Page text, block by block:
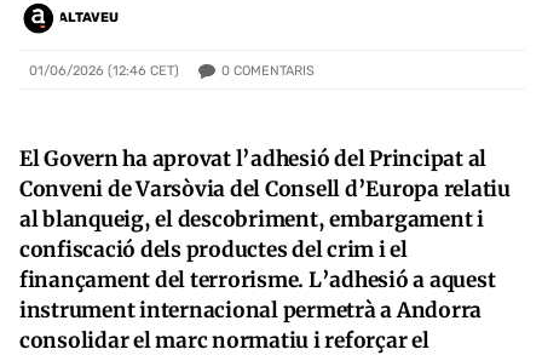
ALTAVEU
01/06/2026 (12:46 CET) 0 COMENTARIS
El Govern ha aprovat l’adhesió del Principat al
Conveni de Varsòvia del Consell d’Europa relatiu
al blanqueig, el descobriment, embargament i
confiscació dels productes del crim i el
finançament del terrorisme. L’adhesió a aquest
instrument internacional permetrà a Andorra
consolidar el marc normatiu i reforçar el